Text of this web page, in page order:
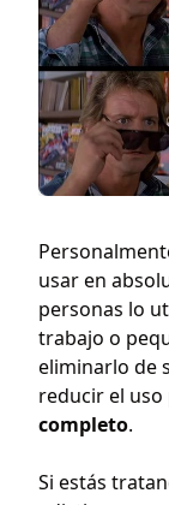
usar en
personas lo
trabajo o
eliminarlo de
reducir el uso
completo.
Si estás